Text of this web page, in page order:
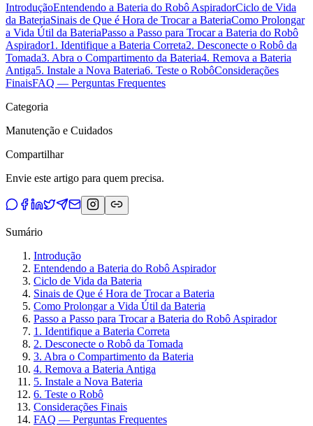
IntroduçãoEntendendo a Bateria do Robô AspiradorCiclo de Vida
da BateriaSinais de Que é Hora de Trocar a BateriaComo Prolongar
a Vida Útil da BateriaPasso a Passo para Trocar a Bateria do Robô
Aspirador1. Identifique a Bateria Correta2. Desconecte o Robô da
Tomada3. Abra o Compartimento da Bateria4. Remova a Bateria
Antiga5. Instale a Nova Bateria6. Teste o RobôConsiderações
FinaisFAQ — Perguntas Frequentes
Categoria
Manutenção e Cuidados
Compartilhar
Envie este artigo para quem precisa.
Sumário
Introdução
Entendendo a Bateria do Robô Aspirador
Ciclo de Vida da Bateria
Sinais de Que é Hora de Trocar a Bateria
Como Prolongar a Vida Útil da Bateria
Passo a Passo para Trocar a Bateria do Robô Aspirador
1. Identifique a Bateria Correta
2. Desconecte o Robô da Tomada
3. Abra o Compartimento da Bateria
4. Remova a Bateria Antiga
5. Instale a Nova Bateria
6. Teste o Robô
Considerações Finais
FAQ — Perguntas Frequentes